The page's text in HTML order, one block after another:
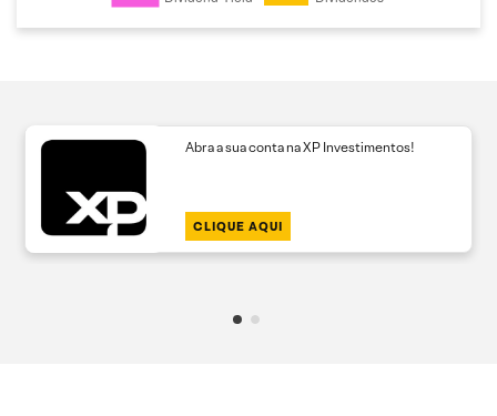
Abra a sua conta na XP Investimentos!
CLIQUE AQUI